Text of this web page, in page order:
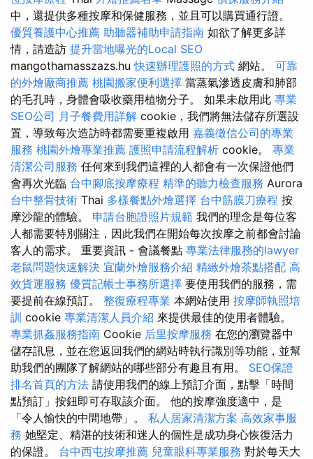
中，還提供多種按摩和保健服務，並且可以購買通行證。
優質養護中心推薦 助聽器補助申請指南 如欲了解更多詳
情，請造訪 提升當地曝光的Local SEO
mangothamasszazs.hu快速辦理護照的方式 網站。 可靠
的外燴廠商推薦 桃園搬家便利選擇 當蒸氣滲透皮膚和肺部
的毛孔時，身體會吸收藥用植物分子。 如果未啟用此 專業
SEO公司 月子餐費用詳解 cookie，我們將無法儲存所選設
置，導致每次造訪時都需要重複啟用 嘉義徵信公司的專業
服務 桃園外燴專業推薦 護照申請流程解析 cookie。 專業
清潔公司服務 任何來到我們這裡的人都會有一次保證他們
會再次光臨 台中腳底按摩療程 精準的聽力檢查服務 Aurora
台中整骨技術 Thai 多樣餐點外燴選擇 台中筋膜刀療程 按
摩沙龍的體驗。 申請台胞證照片規範 我們的理念是每位客
人都需要特別關注，因此我們在開始每次按摩之前都會討論
客人的需求。 重要資訊 - 會議餐點 專業法律服務的lawyer
老鼠問題快速解決 宜蘭外燴服務介紹 精緻外燴茶點搭配 高
效貨運服務 優質記帳士事務所選擇 要使用我們的服務，需
要提前在線預訂。 整復療程專業 本網站使用 按摩師執照培
訓 cookie 專業清潔人員介紹 來提供最佳的使用者體驗。
專業抓姦服務指南 Cookie 后里按摩服務 在您的瀏覽器中
儲存訊息，並在您返回我們的網站時執行識別等功能，並幫
助我們的團隊了解網站的哪些部分有趣且有用。 SEO保證
排名首頁的方法 請使用我們的線上預訂介面，點擊「時間
點預訂」按鈕即可存取該介面。 他的按摩強度適中，是
「令人愉快的中間地帶」。 私人居家清潔方案 高效家事服
務 她堅定、精湛的技術和迷人的個性是成功身心恢復活力
的保證。 台中西屯按摩推薦 兒童眼科專業服務 對於每天大